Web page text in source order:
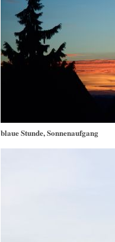
blaue Stunde, Sonnenaufgang